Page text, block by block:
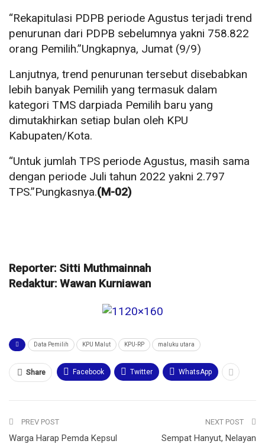
“Rekapitulasi PDPB periode Agustus terjadi trend
penurunan dari PDPB sebelumnya yakni 758.822
orang Pemilih.”Ungkapnya, Jumat (9/9)
Lanjutnya, trend penurunan tersebut disebabkan
lebih banyak Pemilih yang termasuk dalam
kategori TMS darpiada Pemilih baru yang
dimutakhirkan setiap bulan oleh KPU
Kabupaten/Kota.
“Untuk jumlah TPS periode Agustus, masih sama
dengan periode Juli tahun 2022 yakni 2.797
TPS.”Pungkasnya.(M-02)
Reporter: Sitti Muthmainnah
Redaktur: Wawan Kurniawan
Data Pemilih KPU Malut KPU-RP maluku utara
Share Facebook Twitter WhatsApp
PREV POST
Warga Harap Pemda Kepsul
NEXT POST
Sempat Hanyut, Nelayan